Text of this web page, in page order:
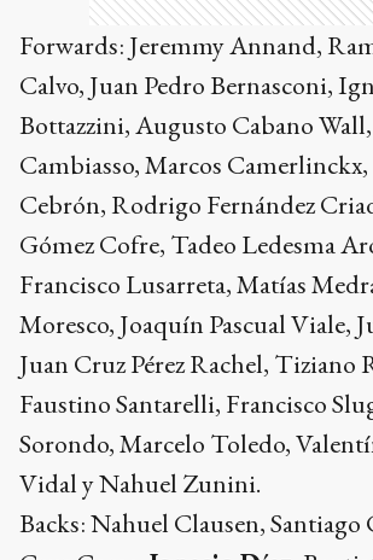
Forwards: Jeremmy Annand,
Calvo, Juan Pedro Bernasconi,
Bottazzini, Augusto Cabano
Cambiasso, Marcos
Cebrón, Rodrigo Fernández
Gómez Cofre, Tadeo Ledesma
Francisco Lusarreta, Matías
Moresco, Joaquín Pascual Viale,
Juan Cruz Pérez Rachel, Tiziano
Faustino Santarelli, Francisco
Sorondo, Marcelo Toledo,
Vidal y Nahuel Zunini.
Backs: Nahuel Clausen, Santiago